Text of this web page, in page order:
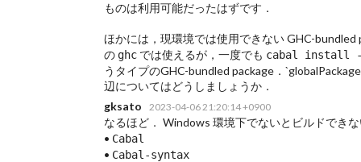
ものは利用可能だったはずです．
ほかには，現環境では使用できない GHC-bundled
の ghcでは使えるが，一度でも cabal install
うタイプのGHC-bundled package．
辺についてはどうしましょうか．
gksato
2023-04-06 21:20:14 +0900
なるほど． Windows 環境下でないとビルドでき
• Cabal
• Cabal-syntax